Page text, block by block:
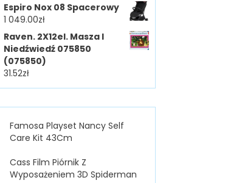
Espiro Nox 08 Spacerowy
1 049.00zł
Raven. 2X12el. Masza I
Niedźwiedź 075850
(075850)
31.52zł
Famosa Playset Nancy Self
Care Kit 43Cm
Cass Film Piórnik Z
Wyposażeniem 3D Spiderman